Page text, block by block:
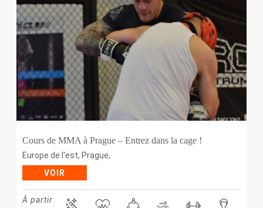
Cours de MMA à Prague – Entrez dans la cage !
Europe de l'est, Prague,
VOIR
À partir